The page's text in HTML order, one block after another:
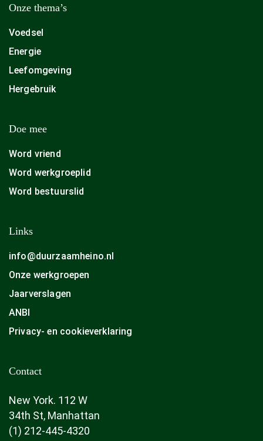
Onze thema’s
Voedsel
Energie
Leefomgeving
Hergebruik
Doe mee
Word vriend
Word werkgroeplid
Word bestuurslid
Links
info@duurzaamheino.nl
Onze werkgroepen
Jaarverslagen
ANBI
Privacy- en cookieverklaring
Contact
New York. 112 W
34th St, Manhattan
(1) 212-445-4320